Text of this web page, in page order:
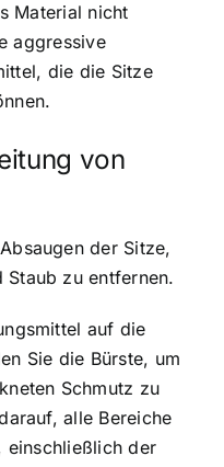
Material nicht
aggressive
die die Sitze
von
der Sitze,
Staub zu entfernen.
auf die
Sie die Bürste, um
Schmutz zu
alle Bereiche
einschließlich der